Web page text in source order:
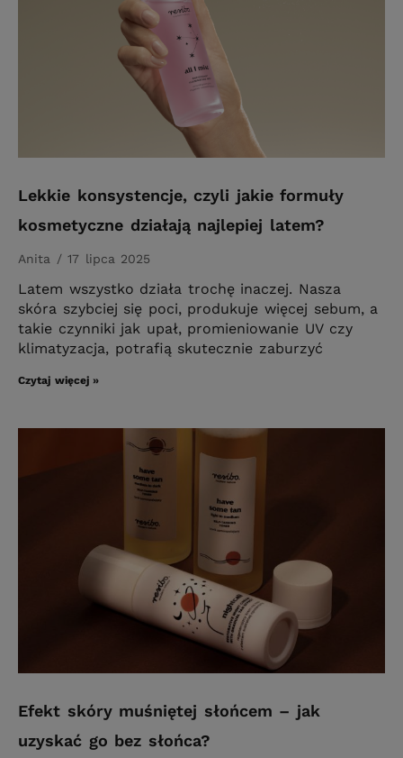
Lekkie konsystencje, czyli jakie formuły
kosmetyczne działają najlepiej latem?
Anita 17 lipca 2025
Latem wszystko działa trochę inaczej. Nasza
skóra szybciej się poci, produkuje więcej sebum, a
takie czynniki jak upał, promieniowanie UV czy
klimatyzacja, potrafią skutecznie zaburzyć
Czytaj więcej »
Efekt skóry muśniętej słońcem – jak
uzyskać go bez słońca?